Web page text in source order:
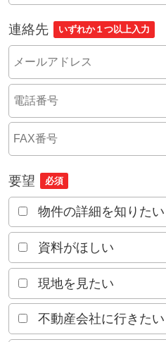
連絡先 いずれか１つ以上入力
要望 必須
物件の詳細を知りたい
資料がほしい
現地を見たい
不動産会社に行きたい